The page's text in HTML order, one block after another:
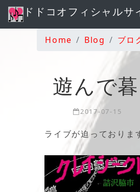
ドドコオフィシャルサ
Home Blog ブロ
遊んで
2017-07-15
ライブが迫っておりま